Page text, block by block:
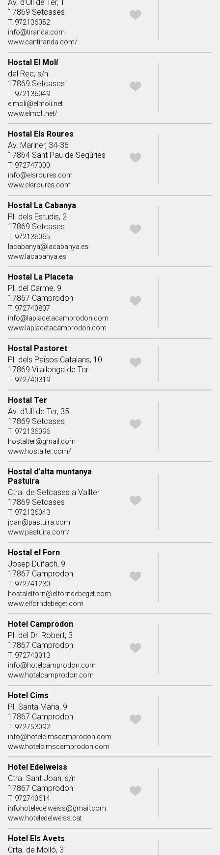
Av. d’Ull de Ter, 1
17869 Setcases
T. 972136052
info@tiranda.com
www.cantiranda.com/
Hostal El Molí
del Rec, s/n
17869 Setcases
T. 972136049
elmoli@elmoli.net
www.elmoli.net/
Hostal Els Roures
Av. Mariner, 34-36
17864 Sant Pau de Segúries
T. 972747000
info@elsroures.com
www.elsroures.com
Hostal La Cabanya
Pl. dels Estudis, 2
17869 Setcases
T. 972136065
lacabanya@lacabanya.es
www.lacabanya.es
Hostal La Placeta
Pl. del Carme, 9
17867 Camprodon
T. 972740807
info@laplacetacamprodon.com
www.laplacetacamprodon.com
Hostal Pastoret
Pl. dels Països Catalans, 10
17869 Vilallonga de Ter
T. 972740319
Hostal Ter
Av. d’Ull de Ter, 35
17869 Setcases
T. 972136096
hostalter@gmail.com
www.hostalter.com/
Hostal d’alta muntanya
Pastuira
Ctra. de Setcases a Vallter
17869 Setcases
T. 972136043
joan@pastuira.com
www.pastuira.com/
Hostal el Forn
Josep Duñach, 9
17867 Camprodon
T. 972741230
hostalelforn@elforndebeget.com
www.elforndebeget.com
Hotel Camprodon
Pl. del Dr. Robert, 3
17867 Camprodon
T. 972740013
info@hotelcamprodon.com
www.hotelcamprodon.com
Hotel Cims
Pl. Santa Maria, 9
17867 Camprodon
T. 972753092
info@hotelcimscamprodon.com
www.hotelcimscamprodon.com
Hotel Edelweiss
Ctra. Sant Joan, s/n
17867 Camprodon
T. 972740614
infohoteledelweiss@gmail.com
www.hoteledelweiss.cat
Hotel Els Avets
Crta. de Molló, 3